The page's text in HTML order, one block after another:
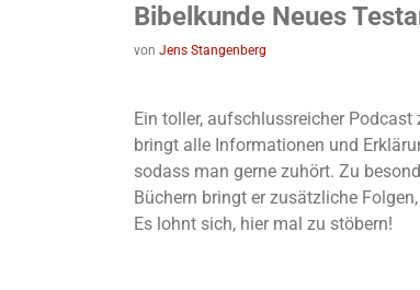
Bibelkunde Neues
von Jens Stangenberg
Ein toller, aufschlussreicher
bringt alle Informationen und
sodass man gerne zuhört. Zu
Büchern bringt er zusätzliche
Es lohnt sich, hier mal zu stöbern!